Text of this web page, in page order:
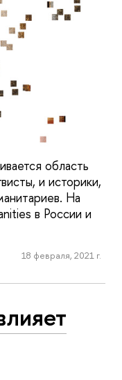
область
и историки,
На
в России и
18 февраля, 2021 г.